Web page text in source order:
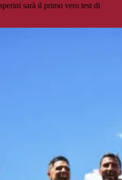
sarà il primo vero test di